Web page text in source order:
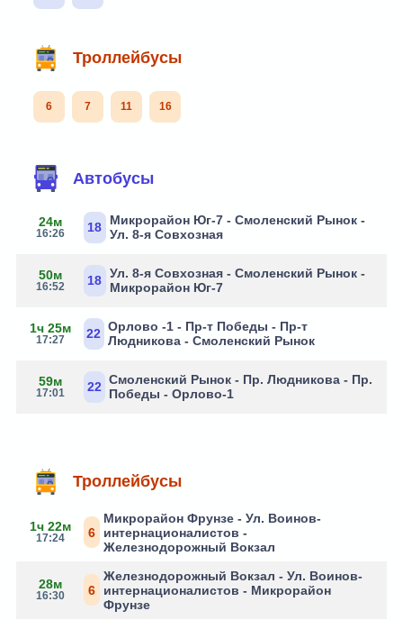
Троллейбусы
6 7 11 16
Автобусы
24м
16:26 18
Микрорайон Юг-7 - Смоленский Рынок -
Ул. 8-я Совхозная
50м
16:52 18 Ул. 8-я Совхозная - Смоленский Рынок -
Микрорайон Юг-7
1ч 25м
17:27 22 Орлово -1 - Пр-т Победы - Пр-т
Людникова - Смоленский Рынок
59м
17:01 22 Смоленский Рынок - Пр. Людникова - Пр.
Победы - Орлово-1
Троллейбусы
1ч 22м
17:24 6
Микрорайон Фрунзе - Ул. Воинов-
интернационалистов -
Железнодорожный Вокзал
28м
16:30 6
Железнодорожный Вокзал - Ул. Воинов-
интернационалистов - Микрорайон
Фрунзе